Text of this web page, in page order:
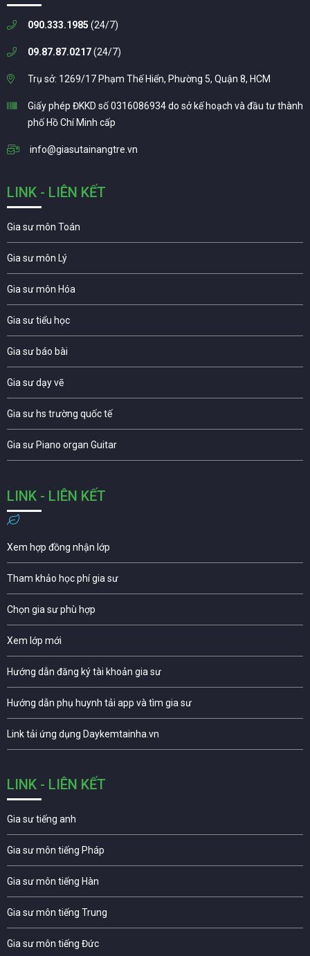
090.333.1985 (24/7)
09.87.87.0217(24/7)
Trụ sở: 1269/17 Phạm Thế Hiển, Phường 5, Quận 8, HCM
Giấy phép ĐKKD số 0316086934 do sở kế hoạch và đầu tư thành
phố Hồ Chí Minh cấp
info@giasutainangtre.vn
LINK - LIÊN KẾT
Gia sư môn Toán
Gia sư môn Lý
Gia sư môn Hóa
Gia sư tiểu học
Gia sư báo bài
Gia sư dạy vẽ
Gia sư hs trường quốc tế
Gia sư Piano organ Guitar
LINK - LIÊN KẾT
Xem hợp đồng nhận lớp
Tham khảo học phí gia sư
Chọn gia sư phù hợp
Xem lớp mới
Hướng dẫn đăng ký tài khoản gia sư
Hướng dẫn phụ huynh tải app và tìm gia sư
Link tải ứng dụng Daykemtainha.vn
LINK - LIÊN KẾT
Gia sư tiếng anh
Gia sư môn tiếng Pháp
Gia sư môn tiếng Hàn
Gia sư môn tiếng Trung
Gia sư môn tiếng Đức